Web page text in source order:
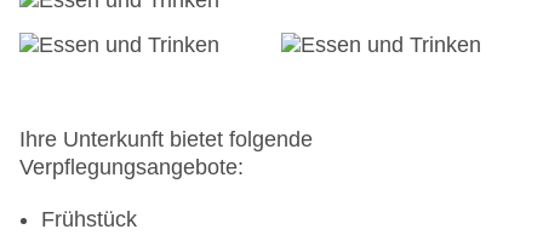
Ihre Unterkunft bietet folgende
Verpflegungsangebote:
Frühstück